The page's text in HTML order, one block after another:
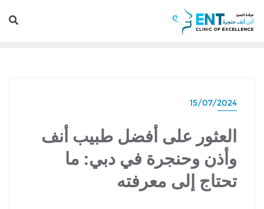
15/07/2024
العثور على أفضل طبيب أنف
وأذن وحنجرة في دبي: ما
تحتاج إلى معرفته